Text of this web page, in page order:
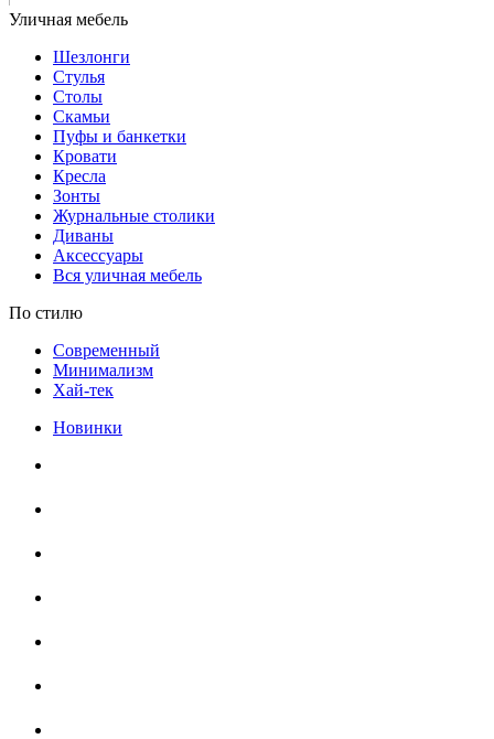
Шезлонги
Стулья
Столы
Скамьи
Пуфы и банкетки
Кровати
Кресла
Зонты
Журнальные столики
Диваны
Аксессуары